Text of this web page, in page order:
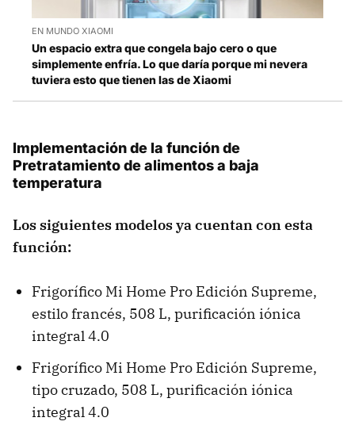
EN MUNDO XIAOMI
Un espacio extra que congela bajo cero o que
simplemente enfría. Lo que daría porque mi nevera
tuviera esto que tienen las de Xiaomi
Implementación de la función de
Pretratamiento de alimentos a baja
temperatura
Los siguientes modelos ya cuentan con esta
función:
Frigorífico Mi Home Pro Edición Supreme,
estilo francés, 508 L, purificación iónica
integral 4.0
Frigorífico Mi Home Pro Edición Supreme,
tipo cruzado, 508 L, purificación iónica
integral 4.0